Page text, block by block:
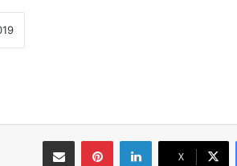
‫X
لينكدإن بينتيريستمشاركة عبر البريد